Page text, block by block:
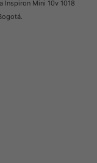
Inspiron Mini 10v 1018